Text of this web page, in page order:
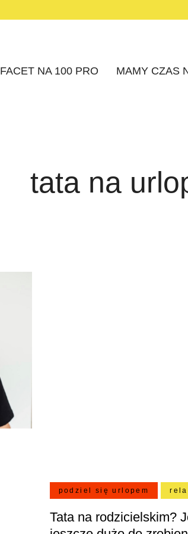
FACET NA 100 PRO MAMY CZAS
tata na
podziel się urlopem
Tata na rodzicielskim?